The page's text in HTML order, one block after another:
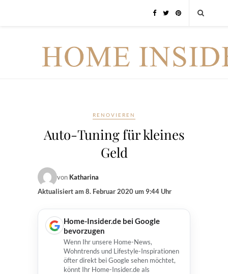
RENOVIEREN
Auto-Tuning für kleines
Geld
von Katharina
Aktualisiert am8. Februar 2020 um 9:44 Uhr
Home-Insider.de bei Google
bevorzugen
Wenn Ihr unsere Home-News,
Wohntrends und Lifestyle-Inspirationen
öfter direkt bei Google sehen möchtet,
könnt Ihr Home-Insider.de als